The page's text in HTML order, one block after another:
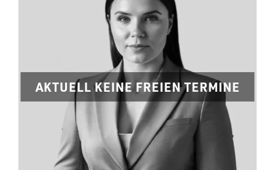
AKTUELL KEINE FREIEN TERMINE